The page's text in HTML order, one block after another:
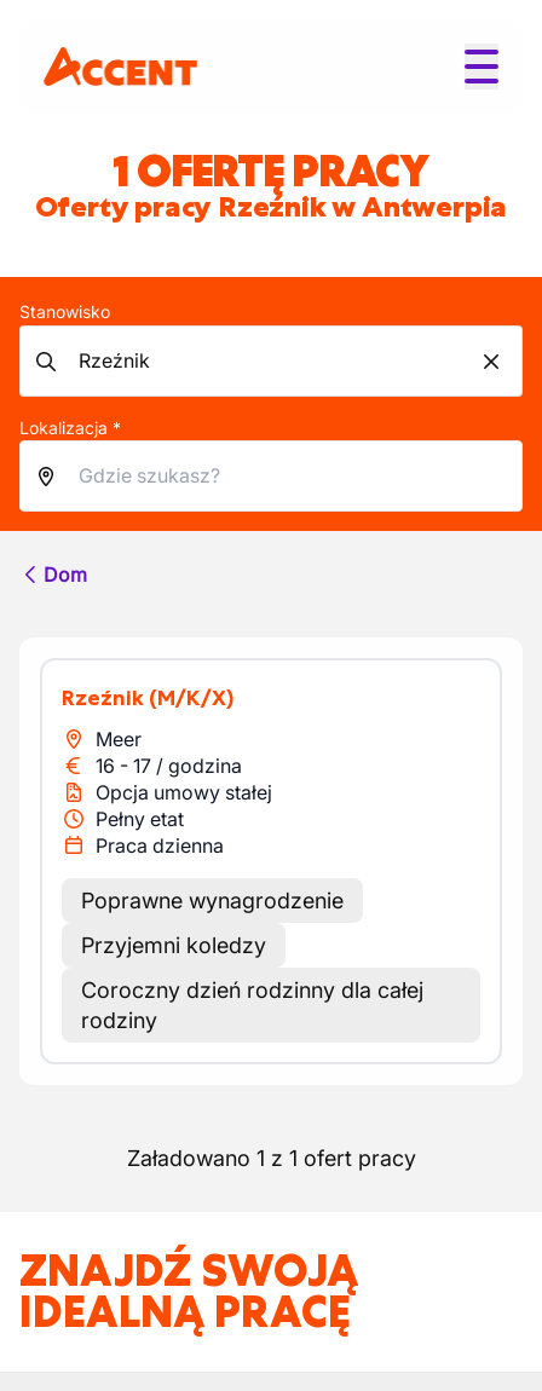
1 OFERTĘ PRACY
Oferty pracy Rzeźnik w Antwerpia
Stanowisko
Lokalizacja *
Dom
Rzeźnik (M/K/X)
Meer
16 - 17 / godzina
Opcja umowy stałej
Pełny etat
Praca dzienna
Poprawne wynagrodzenie
Przyjemni koledzy
Coroczny dzień rodzinny dla całej
rodziny
Załadowano 1 z 1 ofert pracy
ZNAJDŹ SWOJĄ
IDEALNĄ PRACĘ